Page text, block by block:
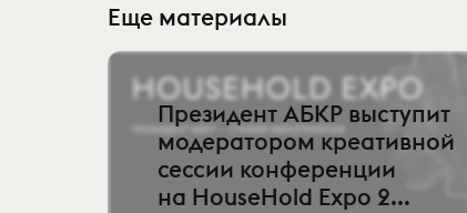
Еще материалы
Президент АБКР выступит
модератором креативной
сессии конференции
на HouseHold Expo 2...